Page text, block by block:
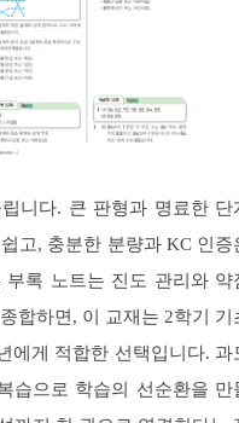
니다. 큰 판형과 명료한 단
고, 충분한 분량과 KC 인증
록 노트는 진도 관리와 약
합하면, 이 교재는 2학기 기
에게 적합한 선택입니다. 과
습으로 학습의 선순환을 만